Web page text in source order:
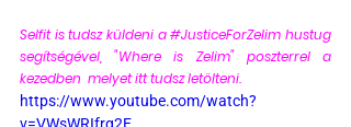
Selfit is tudsz küldeni a #JusticeForZelim hustug
segítségével, "Where is Zelim" poszterrel a
kezedben  melyet itt tudsz letölteni.
https://www.youtube.com/watch?